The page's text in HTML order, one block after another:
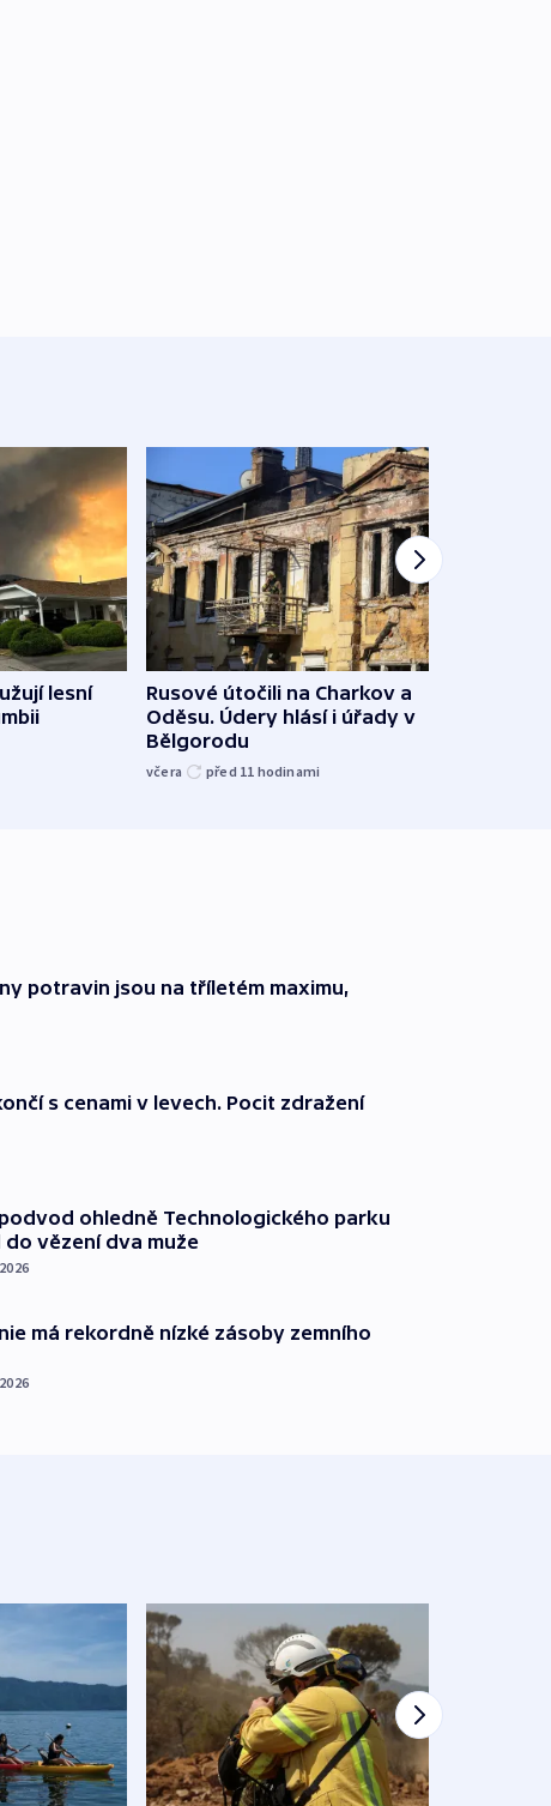
lesní
Rusové útočili na Charkov a
Oděsu. Údery hlásí i úřady v
Bělgorodu
včera před 11 hodinami
potravin jsou na tříletém maximu,
s cenami v levech. Pocit zdražení
ohledně Technologického parku
do vězení dva muže
má rekordně nízké zásoby zemního